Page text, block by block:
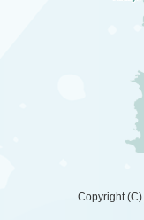
Copyright (C)